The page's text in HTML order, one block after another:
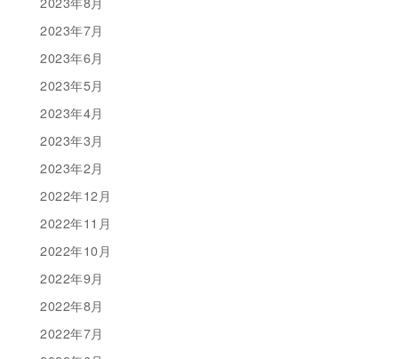
2023年7月
2023年6月
2023年5月
2023年4月
2023年3月
2023年2月
2022年12月
2022年11月
2022年10月
2022年9月
2022年8月
2022年7月